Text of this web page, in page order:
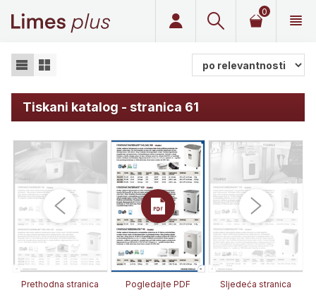
0
Tiskani katalog - stranica 61
Prethodna stranica Pogledajte PDF Sljedeća stranica